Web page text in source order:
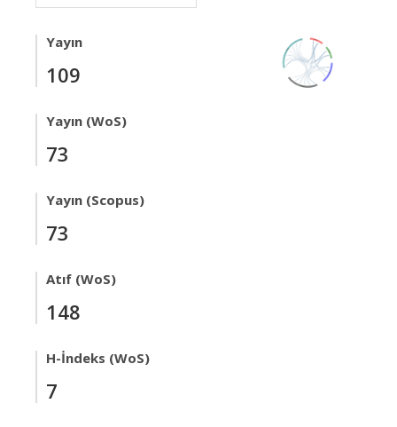
Yayın
109
Yayın (WoS)
73
Yayın (Scopus)
73
Atıf (WoS)
148
H-İndeks (WoS)
7